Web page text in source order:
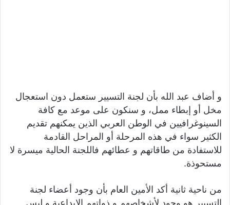
و أضاف عبد الله بأن لجنة التسيير ستعمل دون استعجال
مخل أو إبطاء ممل، و سنكون على موعد مع كافة
السينوغرافيين في الوطن العربي الذين يمكنهم تقديم
الكثير سواء في هذه المرحلة أو المراحل القادمة
للاستفادة من طاقاتهم و عطائهم فاللجنة الحالية ميسرة لا
مستحوذة.
من ناحية ثانية أكد الأمين العام بأن وجود أعضاء لجنة
التسيير هو وجود لأشخاصهم و ذواتهم الإبداعية و ليس